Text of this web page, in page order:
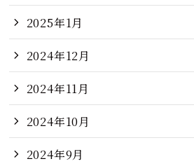
2025年1月
2024年12月
2024年11月
2024年10月
2024年9月